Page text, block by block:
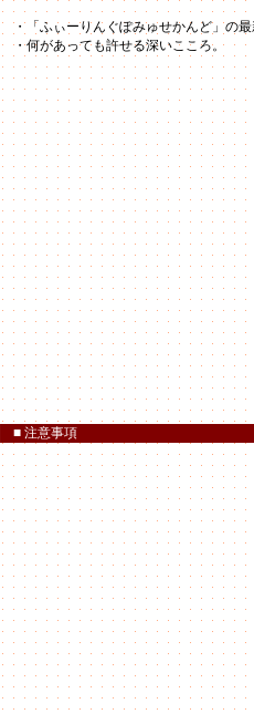
・「ふぃーりんぐぽみゅせかんど」の最
・何があっても許せる深いこころ。
■ 注意事項